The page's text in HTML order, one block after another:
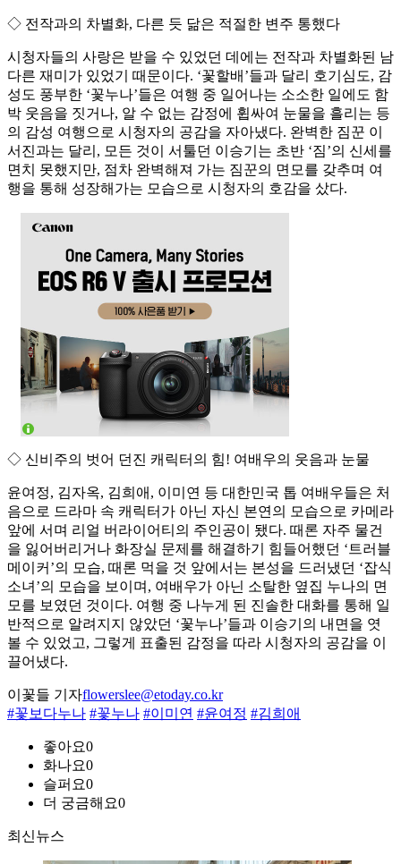
◇ 전작과의 차별화, 다른 듯 닮은 적절한 변주 통했다
시청자들의 사랑은 받을 수 있었던 데에는 전작과 차별화된 남
다른 재미가 있었기 때문이다. ‘꽃할배’들과 달리 호기심도, 감
성도 풍부한 ‘꽃누나’들은 여행 중 일어나는 소소한 일에도 함
박 웃음을 짓거나, 알 수 없는 감정에 휩싸여 눈물을 흘리는 등
의 감성 여행으로 시청자의 공감을 자아냈다. 완벽한 짐꾼 이
서진과는 달리, 모든 것이 서툴던 이승기는 초반 ‘짐’의 신세를
면치 못했지만, 점차 완벽해져 가는 짐꾼의 면모를 갖추며 여
행을 통해 성장해가는 모습으로 시청자의 호감을 샀다.
◇ 신비주의 벗어 던진 캐릭터의 힘! 여배우의 웃음과 눈물
윤여정, 김자옥, 김희애, 이미연 등 대한민국 톱 여배우들은 처
음으로 드라마 속 캐릭터가 아닌 자신 본연의 모습으로 카메라
앞에 서며 리얼 버라이어티의 주인공이 됐다. 때론 자주 물건
을 잃어버리거나 화장실 문제를 해결하기 힘들어했던 ‘트러블
메이커’의 모습, 때론 먹을 것 앞에서는 본성을 드러냈던 ‘잡식
소녀’의 모습을 보이며, 여배우가 아닌 소탈한 옆집 누나의 면
모를 보였던 것이다. 여행 중 나누게 된 진솔한 대화를 통해 일
반적으로 알려지지 않았던 ‘꽃누나’들과 이승기의 내면을 엿
볼 수 있었고, 그렇게 표출된 감정을 따라 시청자의 공감을 이
끌어냈다.
이꽃들 기자flowerslee@etoday.co.kr
#꽃보다누나 #꽃누나 #이미연 #윤여정 #김희애
좋아요0
화나요0
슬퍼요0
더 궁금해요0
최신뉴스